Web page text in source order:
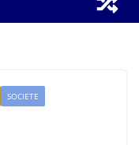
SOCIETE